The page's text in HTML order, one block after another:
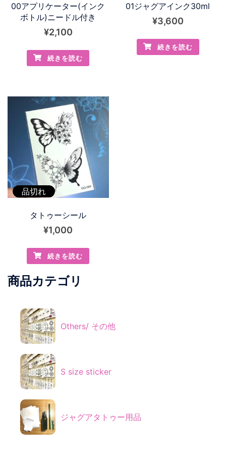
00アプリケーター(インク
ボトル)ニードル付き
¥2,100
続きを読む
01ジャグアインク30ml
¥3,600
続きを読む
品切れ
タトゥーシール
¥1,000
続きを読む
商品カテゴリ
Others/ その他
S size sticker
ジャグアタトゥー用品